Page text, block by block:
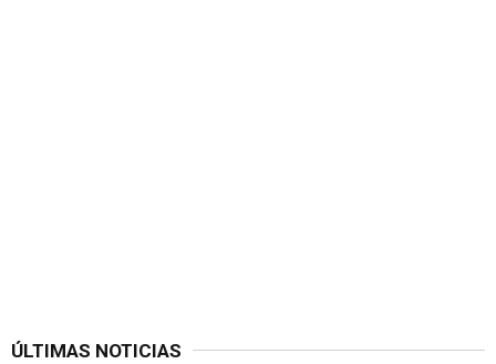
ÚLTIMAS NOTICIAS